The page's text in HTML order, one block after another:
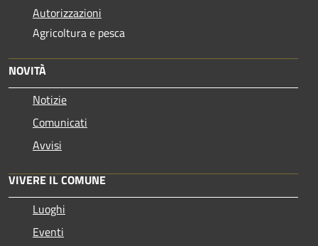
Autorizzazioni
Agricoltura e pesca
NOVITÀ
Notizie
Comunicati
Avvisi
VIVERE IL COMUNE
Luoghi
Eventi